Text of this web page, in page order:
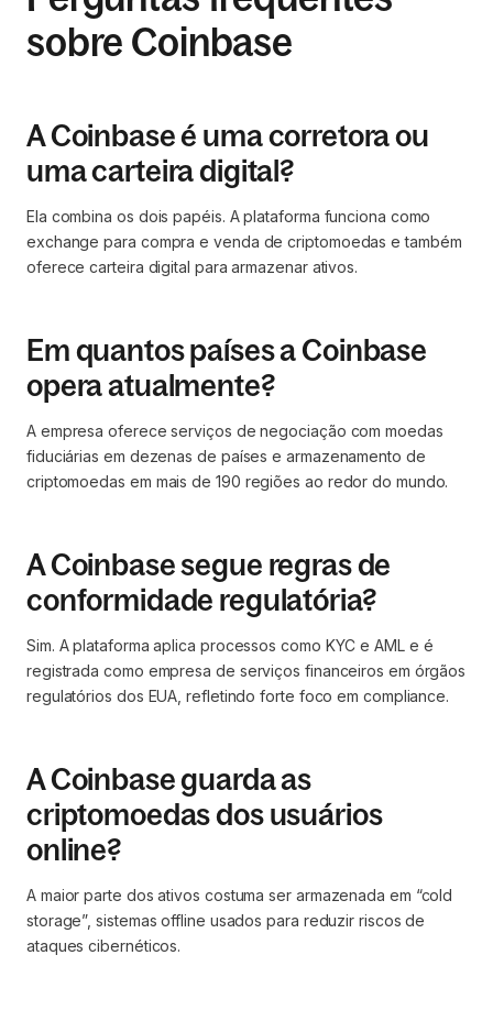
sobre Coinbase
A Coinbase é uma corretora ou
uma carteira digital?
Ela combina os dois papéis. A plataforma funciona como
exchange para compra e venda de criptomoedas e também
oferece carteira digital para armazenar ativos.
Em quantos países a Coinbase
opera atualmente?
A empresa oferece serviços de negociação com moedas
fiduciárias em dezenas de países e armazenamento de
criptomoedas em mais de 190 regiões ao redor do mundo.
A Coinbase segue regras de
conformidade regulatória?
Sim. A plataforma aplica processos como KYC e AML e é
registrada como empresa de serviços financeiros em órgãos
regulatórios dos EUA, refletindo forte foco em compliance.
A Coinbase guarda as
criptomoedas dos usuários
online?
A maior parte dos ativos costuma ser armazenada em “cold
storage”, sistemas offline usados para reduzir riscos de
ataques cibernéticos.